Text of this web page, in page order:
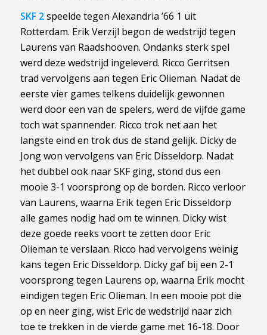
SKF 2speelde tegen Alexandria ’66 1 uit
Rotterdam. Erik Verzijl begon de wedstrijd tegen
Laurens van Raadshooven. Ondanks sterk spel
werd deze wedstrijd ingeleverd. Ricco Gerritsen
trad vervolgens aan tegen Eric Olieman. Nadat de
eerste vier games telkens duidelijk gewonnen
werd door een van de spelers, werd de vijfde game
toch wat spannender. Ricco trok net aan het
langste eind en trok dus de stand gelijk. Dicky de
Jong won vervolgens van Eric Disseldorp. Nadat
het dubbel ook naar SKF ging, stond dus een
mooie 3-1 voorsprong op de borden. Ricco verloor
van Laurens, waarna Erik tegen Eric Disseldorp
alle games nodig had om te winnen. Dicky wist
deze goede reeks voort te zetten door Eric
Olieman te verslaan. Ricco had vervolgens weinig
kans tegen Eric Disseldorp. Dicky gaf bij een 2-1
voorsprong tegen Laurens op, waarna Erik mocht
eindigen tegen Eric Olieman. In een mooie pot die
op en neer ging, wist Eric de wedstrijd naar zich
toe te trekken in de vierde game met 16-18. Door